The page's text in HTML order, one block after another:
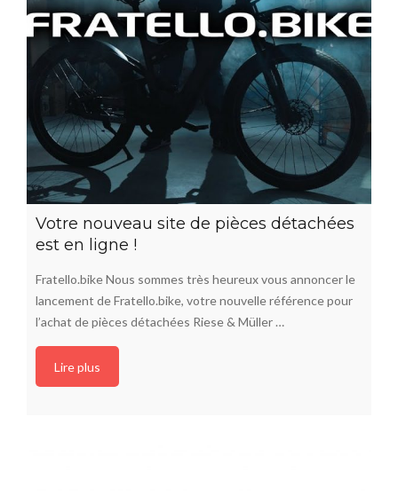
Votre nouveau site de pièces détachées
est en ligne !
Fratello.bike Nous sommes très heureux vous annoncer le
lancement de Fratello.bike, votre nouvelle référence pour
l’achat de pièces détachées Riese & Müller …
Lire plus